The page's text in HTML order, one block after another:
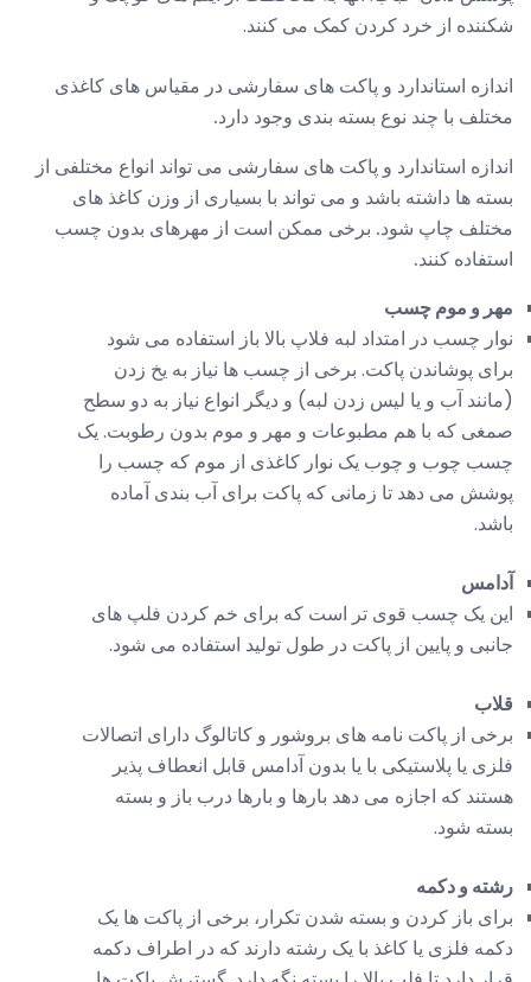
شکننده از خرد کردن کمک می کنند.
اندازه استاندارد و پاکت های سفارشی در مقیاس های کاغذی
مختلف با چند نوع بسته بندی وجود دارد.
اندازه استاندارد و پاکت های سفارشی می تواند انواع مختلفی از
بسته ها داشته باشد و می تواند با بسیاری از وزن کاغذ های
مختلف چاپ شود. برخی ممکن است از مهرهای بدون چسب
استفاده کنند.
مهر و موم چسب
نوار چسب در امتداد لبه فلاپ بالا باز استفاده می شود
برای پوشاندن پاکت. برخی از چسب ها نیاز به یخ زدن
(مانند آب و یا لیس زدن لبه) و دیگر انواع نیاز به دو سطح
صمغی که با هم مطبوعات و مهر و موم بدون رطوبت. یک
چسب چوب و چوب یک نوار کاغذی از موم که چسب را
پوشش می دهد تا زمانی که پاکت برای آب بندی آماده
باشد.
آدامس
این یک چسب قوی تر است که برای خم کردن فلپ های
جانبی و پایین از پاکت در طول تولید استفاده می شود.
قلاب
برخی از پاکت نامه های بروشور و کاتالوگ دارای اتصالات
فلزی یا پلاستیکی با یا بدون آدامس قابل انعطاف پذیر
هستند که اجازه می دهد بارها و بارها درب باز و بسته
بسته شود.
رشته و دکمه
برای باز کردن و بسته شدن تکرار، برخی از پاکت ها یک
دکمه فلزی یا کاغذ با یک رشته دارند که در اطراف دکمه